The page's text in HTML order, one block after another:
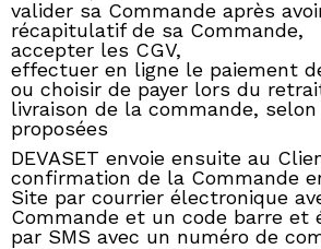
valider sa Commande après
récapitulatif de sa Commande,
accepter les CGV,
effectuer en ligne le paiement
ou choisir de payer lors du
livraison de la commande,
proposées
DEVASET envoie ensuite au
confirmation de la Commande
Site par courrier électronique
Commande et un code barre et
par SMS avec un numéro de